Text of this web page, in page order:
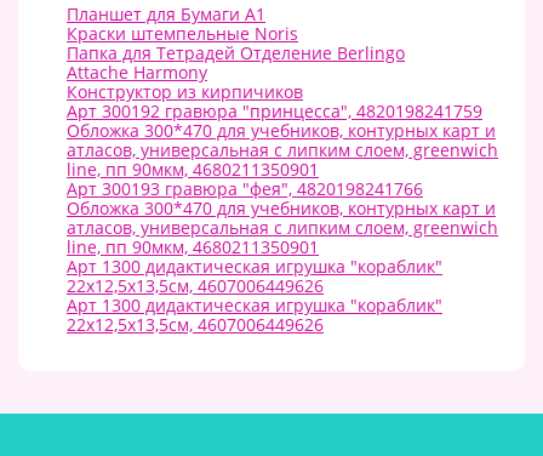
Планшет для Бумаги А1
Краски штемпельные Noris
Папка для Тетрадей Отделение Berlingo
Attache Harmony
Конструктор из кирпичиков
Арт 300192 гравюра "принцесса", 4820198241759
Обложка 300*470 для учебников, контурных карт и
атласов, универсальная с липким слоем, greenwich
line, пп 90мкм, 4680211350901
Арт 300193 гравюра "фея", 4820198241766
Обложка 300*470 для учебников, контурных карт и
атласов, универсальная с липким слоем, greenwich
line, пп 90мкм, 4680211350901
Арт 1300 дидактическая игрушка "кораблик"
22х12,5х13,5см, 4607006449626
Арт 1300 дидактическая игрушка "кораблик"
22х12,5х13,5см, 4607006449626